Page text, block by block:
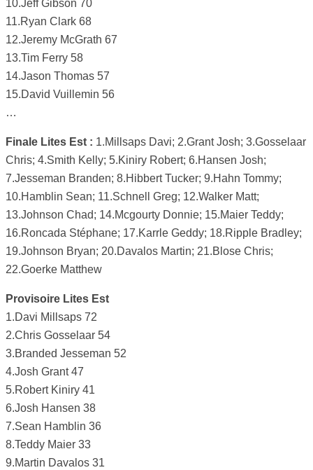
10.Jeff Gibson 70
11.Ryan Clark 68
12.Jeremy McGrath 67
13.Tim Ferry 58
14.Jason Thomas 57
15.David Vuillemin 56
…
Finale Lites Est : 1.Millsaps Davi; 2.Grant Josh; 3.Gosselaar
Chris; 4.Smith Kelly; 5.Kiniry Robert; 6.Hansen Josh;
7.Jesseman Branden; 8.Hibbert Tucker; 9.Hahn Tommy;
10.Hamblin Sean; 11.Schnell Greg; 12.Walker Matt;
13.Johnson Chad; 14.Mcgourty Donnie; 15.Maier Teddy;
16.Roncada Stéphane; 17.Karrle Geddy; 18.Ripple Bradley;
19.Johnson Bryan; 20.Davalos Martin; 21.Blose Chris;
22.Goerke Matthew
Provisoire Lites Est
1.Davi Millsaps 72
2.Chris Gosselaar 54
3.Branded Jesseman 52
4.Josh Grant 47
5.Robert Kiniry 41
6.Josh Hansen 38
7.Sean Hamblin 36
8.Teddy Maier 33
9.Martin Davalos 31